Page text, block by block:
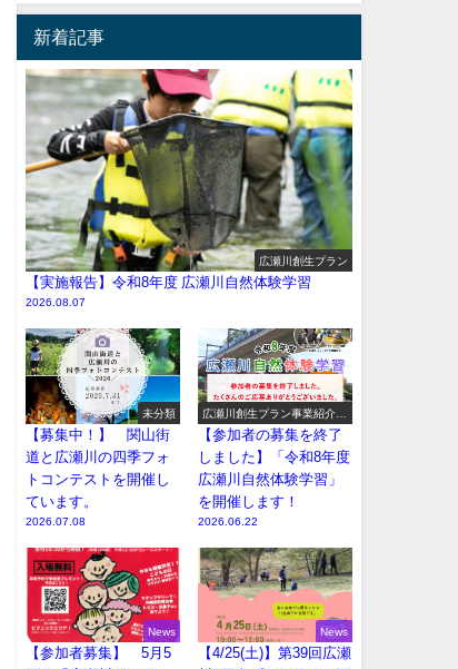
新着記事
広瀬川創生プラン
【実施報告】令和8年度 広瀬川自然体験学習
2026.08.07
未分類
【募集中！】 関山街
道と広瀬川の四季フォ
トコンテストを開催し
ています。
2026.07.08
広瀬川創生プラン事業紹介
（イベント系）
【参加者の募集を終了
しました】「令和8年度
広瀬川自然体験学習」
を開催します！
2026.06.22
News
【参加者募集】 5月5
News
【4/25(土)】第39回広瀬